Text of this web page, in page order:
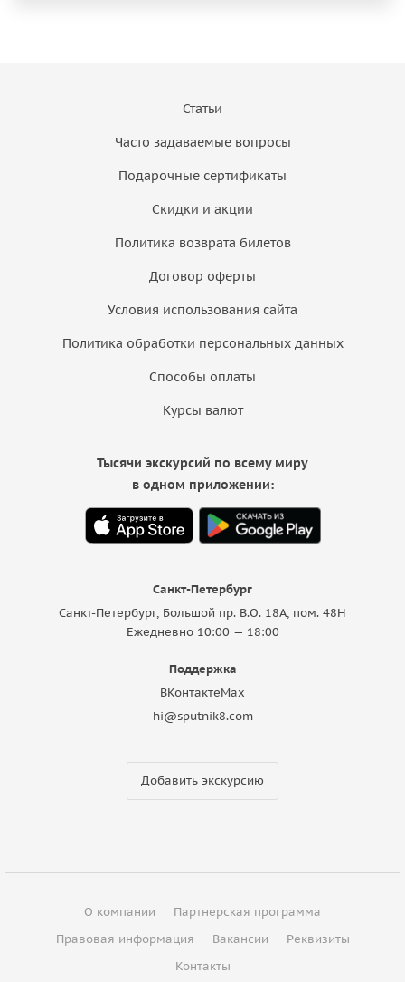
Статьи
Часто задаваемые вопросы
Подарочные сертификаты
Скидки и акции
Политика возврата билетов
Договор оферты
Условия использования сайта
Политика обработки персональных данных
Способы оплаты
Курсы валют
Санкт-Петербург
Санкт-Петербург, Большой пр. В.О. 18A, пом. 48Н
Ежедневно 10:00 — 18:00
Поддержка
ВКонтактеMax
hi@sputnik8.com
Добавить экскурсию
Тысячи экскурсий по всему миру
в одном приложении:
О компании
Партнерская программа
Правовая информация
Вакансии
Реквизиты
Контакты